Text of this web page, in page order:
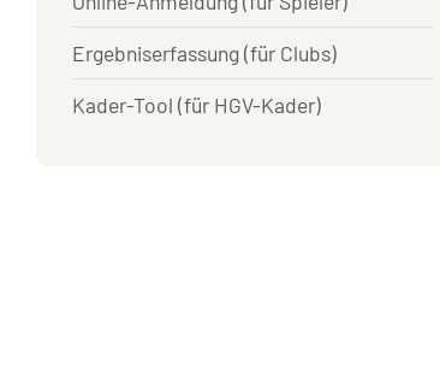
Ergebniserfassung (für Clubs)
Kader-Tool (für HGV-Kader)